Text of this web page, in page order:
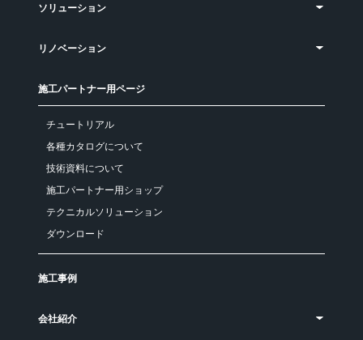
ソリューション
リノベーション
施工パートナー用ページ
チュートリアル
各種カタログについて
技術資料について
施工パートナー用ショップ
テクニカルソリューション
ダウンロード
施工事例
会社紹介